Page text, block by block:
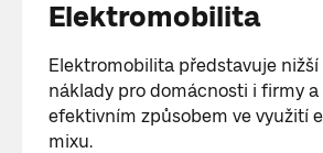
Elektromobilita
Elektromobilita představuje nižší
náklady pro domácnosti i firmy a
efektivním způsobem ve využití
mixu.